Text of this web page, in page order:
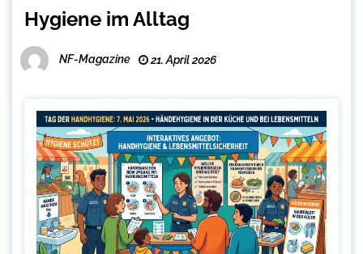
Hygiene im Alltag
NF-Magazine 21. April 2026